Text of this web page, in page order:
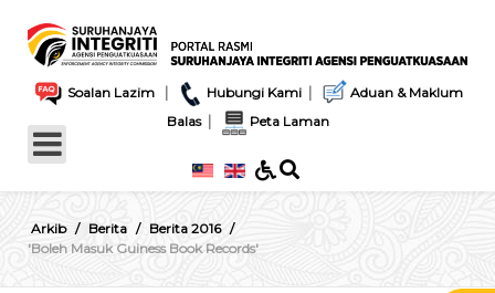
Soalan Lazim | Hubungi Kami |
Aduan & Maklum
Balas| Peta Laman
Arkib Berita
Berita 2016
'Boleh Masuk Guiness Book Records'